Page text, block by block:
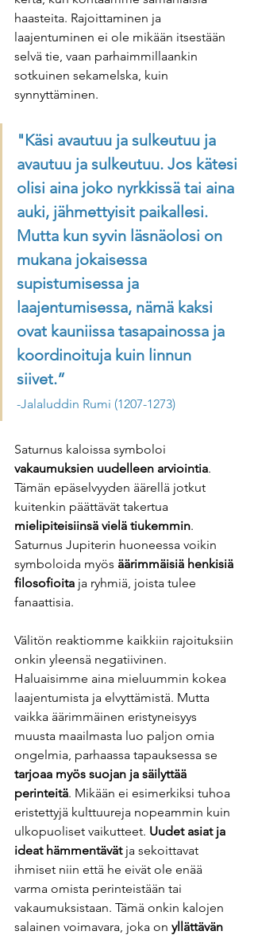
haasteita. Rajoittaminen ja
laajentuminen ei ole mikään itsestään
selvä tie, vaan parhaimmillaankin
sotkuinen sekamelska, kuin
synnyttäminen.
"Käsi avautuu ja sulkeutuu ja
avautuu ja sulkeutuu. Jos kätesi
olisi aina joko nyrkkissä tai aina
auki, jähmettyisit paikallesi.
Mutta kun syvin läsnäolosi on
mukana jokaisessa
supistumisessa ja
laajentumisessa, nämä kaksi
ovat kauniissa tasapainossa ja
koordinoituja kuin linnun
siivet.”
-Jalaluddin Rumi (1207-1273)
Saturnus kaloissa symboloi
vakaumuksien uudelleen arviointia.
Tämän epäselvyyden äärellä jotkut
kuitenkin päättävät takertua
mielipiteisiinsä vielä tiukemmin.
Saturnus Jupiterin huoneessa voikin
symboloida myös äärimmäisiä henkisiä
filosofioita ja ryhmiä, joista tulee
fanaattisia.
Välitön reaktiomme kaikkiin rajoituksiin
onkin yleensä negatiivinen.
Haluaisimme aina mieluummin kokea
laajentumista ja elvyttämistä. Mutta
vaikka äärimmäinen eristyneisyys
muusta maailmasta luo paljon omia
ongelmia, parhaassa tapauksessa se
tarjoaa myös suojan ja säilyttää
perinteitä. Mikään ei esimerkiksi tuhoa
eristettyjä kulttuureja nopeammin kuin
ulkopuoliset vaikutteet. Uudet asiat ja
ideat hämmentävät ja sekoittavat
ihmiset niin että he eivät ole enää
varma omista perinteistään tai
vakaumuksistaan. Tämä onkin kalojen
salainen voimavara, joka on yllättävän